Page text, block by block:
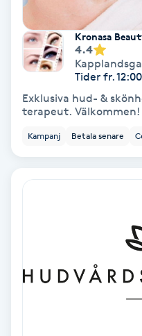
Gravidyoga
Gruppträning
Gua Sha-massage
Hatha Yoga
Herrklippning
Kronasa
4.4
Tider fr.
Exklusiva hud- &
terapeut. Välkommen!
Kampanj Betala senare